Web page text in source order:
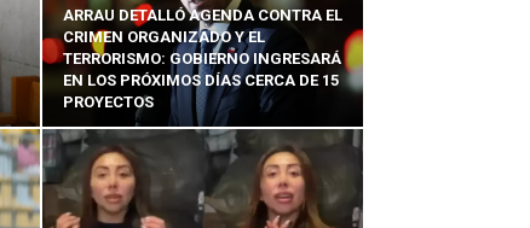
ARRAU DETALLÓ AGENDA CONTRA EL
CRIMEN ORGANIZADO Y EL
TERRORISMO: GOBIERNO INGRESARÁ
EN LOS PRÓXIMOS DÍAS CERCA DE 15
PROYECTOS